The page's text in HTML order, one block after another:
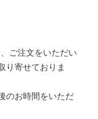
ご注文をいただい
り寄せておりま
のお時間をいただ